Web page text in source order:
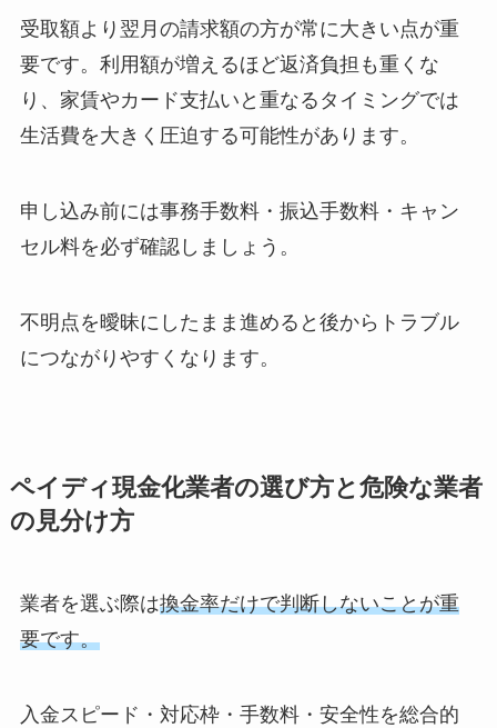
受取額より翌月の請求額の方が常に大きい点が重
要です。利用額が増えるほど返済負担も重くな
り、家賃やカード支払いと重なるタイミングでは
生活費を大きく圧迫する可能性があります。
申し込み前には事務手数料・振込手数料・キャン
セル料を必ず確認しましょう。
不明点を曖昧にしたまま進めると後からトラブル
につながりやすくなります。
ペイディ現金化業者の選び方と危険な業者
の見分け方
業者を選ぶ際は換金率だけで判断しないことが重
要です。
入金スピード・対応枠・手数料・安全性を総合的